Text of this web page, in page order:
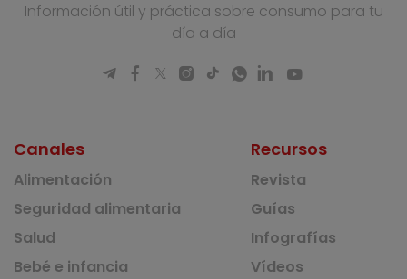
Información útil y práctica sobre consumo para tu
día a día
Canales
Alimentación
Seguridad alimentaria
Salud
Bebé e infancia
Recursos
Revista
Guías
Infografías
Vídeos